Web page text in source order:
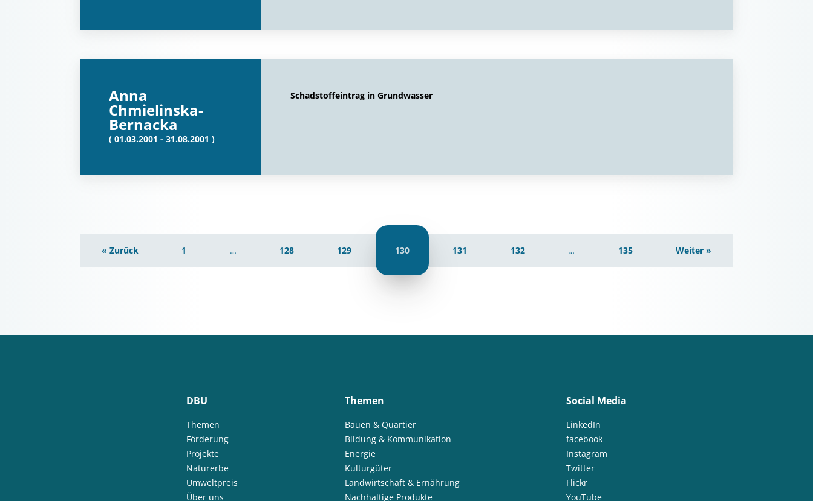
Anna
Chmielinska-
Bernacka
( 01.03.2001 - 31.08.2001 )
Schadstoffeintrag in Grundwasser
« Zurück 1 … 128 129 130 131 132 … 135 Weiter »
DBU
Themen
Förderung
Projekte
Naturerbe
Umweltpreis
Über uns
Themen
Bauen & Quartier
Bildung & Kommunikation
Energie
Kulturgüter
Landwirtschaft & Ernährung
Nachhaltige Produkte
Social Media
LinkedIn
facebook
Instagram
Twitter
Flickr
YouTube